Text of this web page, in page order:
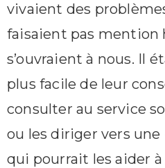
vivaient des
faisaient pas
s’ouvraient à nous. Il
plus facile de leur
consulter au service
ou les diriger vers
qui pourrait les aider